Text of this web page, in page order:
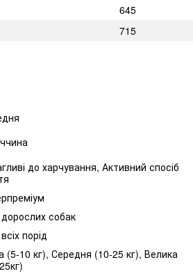
645
715
до харчування, Активний спосіб
собак
порід
(5-10 кг), Середня (10-25 кг), Велика